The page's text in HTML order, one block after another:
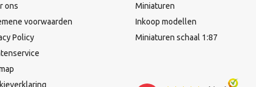
ons
voorwaarden
Policy
Miniaturen
Inkoop modellen
Miniaturen schaal 1:87